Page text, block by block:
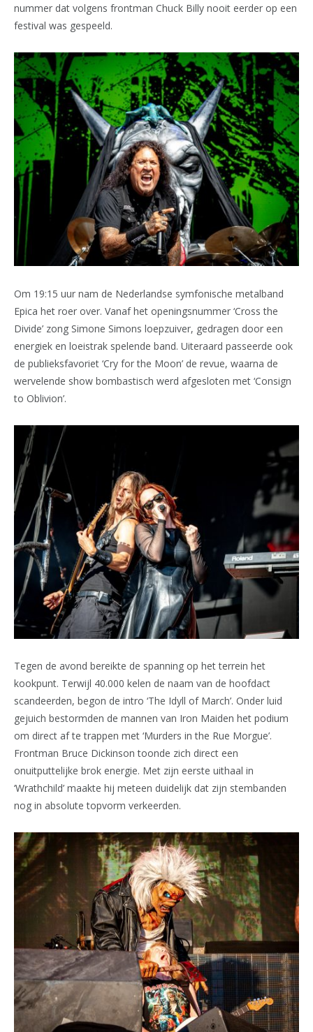
nummer dat volgens frontman Chuck Billy nooit eerder op een
festival was gespeeld.
Om 19:15 uur nam de Nederlandse symfonische metalband
Epica het roer over. Vanaf het openingsnummer ‘Cross the
Divide’ zong Simone Simons loepzuiver, gedragen door een
energiek en loeistrak spelende band. Uiteraard passeerde ook
de publieksfavoriet ‘Cry for the Moon’ de revue, waarna de
wervelende show bombastisch werd afgesloten met ‘Consign
to Oblivion’.
Tegen de avond bereikte de spanning op het terrein het
kookpunt. Terwijl 40.000 kelen de naam van de hoofdact
scandeerden, begon de intro ‘The Idyll of March’. Onder luid
gejuich bestormden de mannen van Iron Maiden het podium
om direct af te trappen met ‘Murders in the Rue Morgue’.
Frontman Bruce Dickinson toonde zich direct een
onuitputtelijke brok energie. Met zijn eerste uithaal in
‘Wrathchild’ maakte hij meteen duidelijk dat zijn stembanden
nog in absolute topvorm verkeerden.